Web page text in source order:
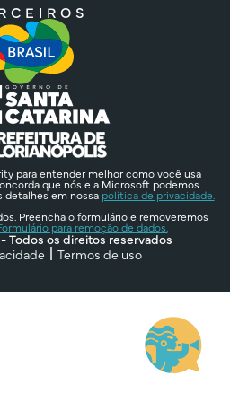
para entender melhor como você usa
que nós e a Microsoft podemos
detalhes em nossa política de privacidade.
Preencha o formulário e removeremos
para remoção de dados.
Todos os direitos reservados
Termos de uso